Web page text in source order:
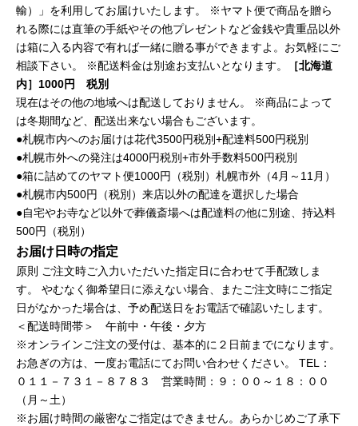
輸）」を利用してお届けいたします。
※ヤマト便で商品を贈ら
れる際には直筆の手紙やその他プレゼントなど金銭や貴重品以外
は箱に入る内容で有れば一緒に贈る事ができますよ。お気軽にご
相談下さい。
※配送料金は別途お支払いとなります。
［北海道
内］1000円 税別
現在はその他の地域へは配送しておりません。
※商品によって
は冬期間など、配送出来ない場合もございます。
●札幌市内へのお届けは花代3500円税別+配達料500円税別
●札幌市外への発注は4000円税別+市外手数料500円税別
●箱に詰めてのヤマト便1000円（税別）札幌市外（4月～11月）
●札幌市内500円（税別）来店以外の配達を選択した場合
●自宅やお寺など以外で葬儀斎場へは配達料の他に別途、持込料
500円（税別）
お届け日時の指定
原則 ご注文時ご入力いただいた指定日に合わせて手配致しま
す。
やむなく御希望日に添えない場合、またご注文時にご指定
日がなかった場合は、予め配送日をお電話で確認いたします。
＜配送時間帯＞ 午前中・午後・夕方
※オンラインご注文の受付は、基本的に２日前までになります。
お急ぎの方は、一度お電話にてお問い合わせください。
TEL：
０１１－７３１－８７８３ 営業時間：９：００～１８：００
（月～土）
※お届け時間の厳密なご指定はできません。あらかじめご了承下